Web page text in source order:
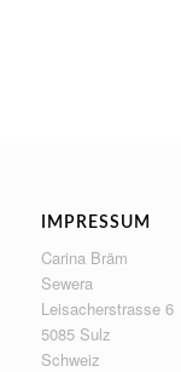
IMPRESSUM
Carina Bräm
Sewera
Leisacherstrasse 6
5085 Sulz
Schweiz